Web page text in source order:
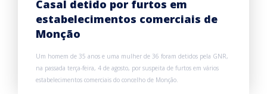
Casal detido por furtos em
estabelecimentos comerciais de
Monção
Um homem de 35 anos e uma mulher de 36 foram detidos pela GNR,
na passada terça-feira, 4 de agosto, por suspeita de furtos em vários
estabelecimentos comerciais do concelho de Monção.